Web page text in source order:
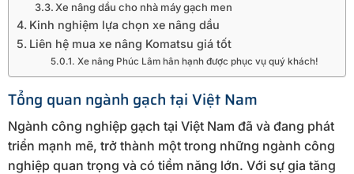
Xe nâng dầu cho nhà máy gạch men
Kinh nghiệm lựa chọn xe nâng dầu
Liên hệ mua xe nâng Komatsu giá tốt
Xe nâng Phúc Lâm hân hạnh được phục vụ quý khách!
Tổng quan ngành gạch tại Việt Nam
Ngành công nghiệp gạch tại Việt Nam đã và đang phát
triển mạnh mẽ, trở thành một trong những ngành công
nghiệp quan trọng và có tiềm năng lớn. Với sự gia tăng